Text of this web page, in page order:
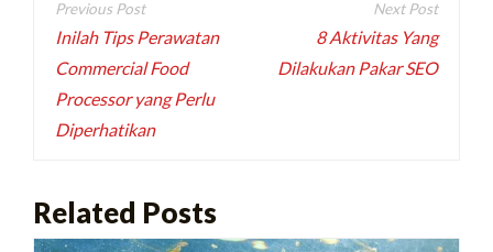
navigation
Inilah Tips Perawatan
Commercial Food
Processor yang Perlu
Diperhatikan
8 Aktivitas Yang
Dilakukan Pakar SEO
Related Posts